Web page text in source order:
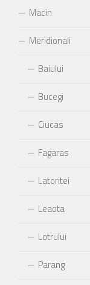
Macin
Meridionali
Baiului
Bucegi
Ciucas
Fagaras
Latoritei
Leaota
Lotrului
Parang